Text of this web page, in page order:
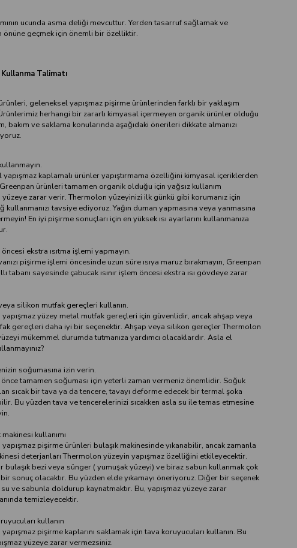
ucunda asma deliği mevcuttur. Yerden tasarruf sağlamak ve
önüne geçmek için önemli bir özelliktir.
Talimatı
geleneksel yapışmaz pişirme ürünlerinden farklı bir yaklaşım
herhangi bir zararlı kimyasal içermeyen organik ürünler olduğu
bakım ve saklama konularında aşağıdaki önerileri dikkate almanızı
yapışmaz kaplamalı ürünler yapıştırmama özelliğini kimyasal içeriklerden
ürünleri tamamen organik olduğu için yağsız kullanım
zarar verir. Thermolon yüzeyinizi ilk günkü gibi korumanız için
kullanmanızı tavsiye ediyoruz. Yağın duman yapmasına veya yanmasına
En iyi pişirme sonuçları için en yüksek ısı ayarlarını kullanmanıza
ekstra ısıtma işlemi yapmayın.
pişirme işlemi öncesinde uzun süre ısıya maruz bırakmayın, Greenpan
tabanı sayesinde çabucak ısınır işlem öncesi ekstra ısı gövdeye zarar
silikon mutfak gereçleri kullanın.
yüzey metal mutfak gereçleri için güvenlidir, ancak ahşap veya
gereçleri daha iyi bir seçenektir. Ahşap veya silikon gereçler Thermolon
mükemmel durumda tutmanıza yardımcı olacaklardır. Asla el
soğumasına izin verin.
önce tamamen soğuması için yeterli zaman vermeniz önemlidir. Soğuk
sıcak bir tava ya da tencere, tavayı deforme edecek bir termal şoka
Bu yüzden tava ve tencerelerinizi sıcakken asla su ile temas etmesine
kullanımı
pişirme ürünleri bulaşık makinesinde yıkanabilir, ancak zamanla
deterjanları Thermolon yüzeyin yapışmaz özelliğini etkileyecektir.
bulaşık bezi veya sünger ( yumuşak yüzeyi) ve biraz sabun kullanmak çok
sonuç olacaktır. Bu yüzden elde yıkamayı öneriyoruz. Diğer bir seçenek
su ve sabunla doldurup kaynatmaktır. Bu, yapışmaz yüzeye zarar
temizleyecektir.
kullanın
pişirme kaplarını saklamak için tava koruyucuları kullanın. Bu
yüzeye zarar vermezsiniz.